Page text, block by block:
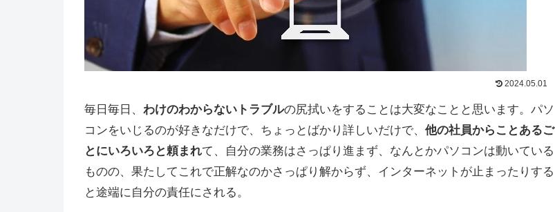
2024.05.01
毎日毎日、 わけのわからないトラブルの尻拭いをすることは大変なことと思います。パソ
コンをいじるのが好きなだけで、ちょっとばかり詳しいだけで、 他の社員からことあるご
とにいろいろと頼まれて、自分の業務はさっぱり進まず、なんとかパソコンは動いている
ものの、果たしてこれで正解なのかさっぱり解からず、インターネットが止まったりする
と途端に自分の責任にされる。